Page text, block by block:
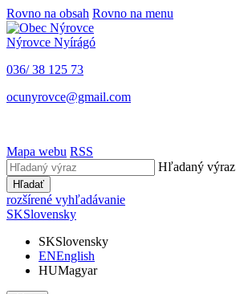
Rovno na obsah Rovno na menu
Nýrovce Nyírágó
036/ 38 125 73
ocunyrovce@gmail.com
Mapa webu RSS
Hľadaný výraz
Hľadať
rozšírené vyhľadávanie
SKSlovensky
SKSlovensky
ENEnglish
HUMagyar